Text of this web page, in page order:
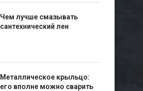
Чем лучше смазывать
сантехнический лен
Металлическое крыльцо:
его вполне можно сварить